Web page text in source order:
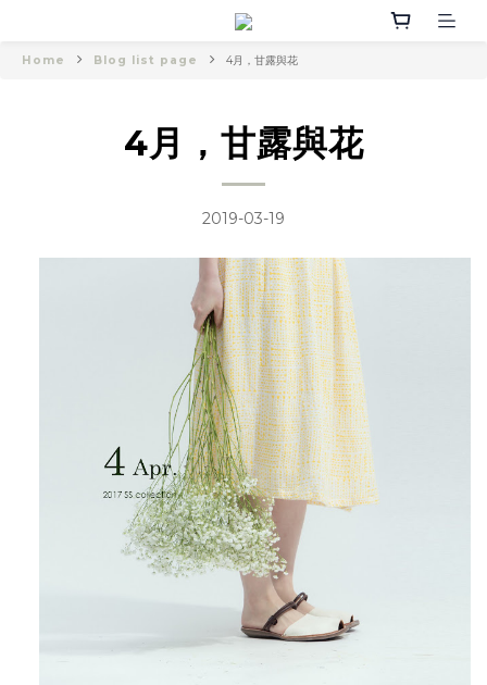
Home Blog list page 4月，甘露與花
4月，甘露與花
2019-03-19